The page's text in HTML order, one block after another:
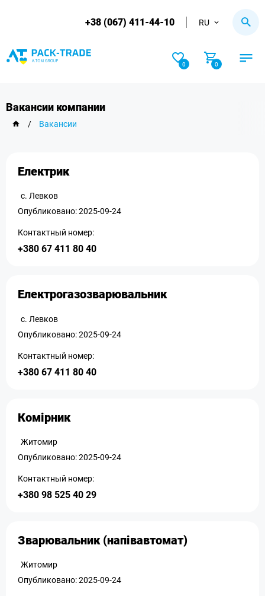
+38 (067) 411-44-10 RU
0 0
Вакансии компании
/ Вакансии
Електрик
с. Левков
Опубликовано: 2025-09-24
Контактный номер:
+380 67 411 80 40
Електрогазозварювальник
с. Левков
Опубликовано: 2025-09-24
Контактный номер:
+380 67 411 80 40
Комірник
Житомир
Опубликовано: 2025-09-24
Контактный номер:
+380 98 525 40 29
Зварювальник (напівавтомат)
Житомир
Опубликовано: 2025-09-24